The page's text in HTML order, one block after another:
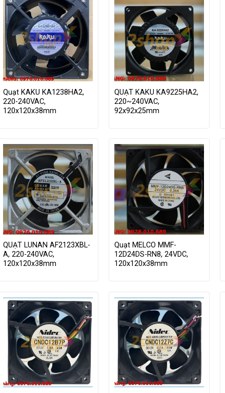
Quạt KAKU KA1238HA2,
220-240VAC,
120x120x38mm
QUẠT KAKU KA9225HA2,
220~240VAC,
92x92x25mm
QUẠT LUNAN AF2123XBL-
A, 220-240VAC,
120x120x38mm
Quạt MELCO MMF-
12D24DS-RN8, 24VDC,
120x120x38mm